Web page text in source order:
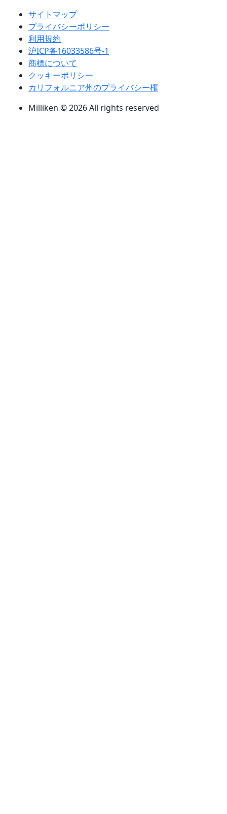
サイトマップ
プライバシーポリシー
利用規約
沪ICP备16033586号-1
商標について
クッキーポリシー
カリフォルニア州のプライバシー権
Milliken © 2026 All rights reserved